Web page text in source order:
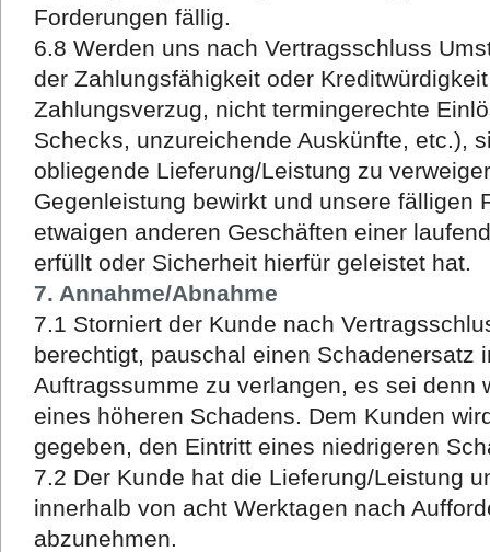
Forderungen fällig.
6.8 Werden uns nach Vertragsschluss
der Zahlungsfähigkeit oder
Zahlungsverzug, nicht termingerechte
Schecks, unzureichende Auskünfte, etc.),
obliegende Lieferung/Leistung zu
Gegenleistung bewirkt und unsere fälligen
etwaigen anderen Geschäften einer
erfüllt oder Sicherheit hierfür geleistet hat.
7. Annahme/Abnahme
7.1 Storniert der Kunde nach
berechtigt, pauschal einen Schadenersatz
Auftragssumme zu verlangen, es sei denn
eines höheren Schadens. Dem Kunden
gegeben, den Eintritt eines niedrigeren
7.2 Der Kunde hat die Lieferung/Leistung
innerhalb von acht Werktagen nach
abzunehmen.